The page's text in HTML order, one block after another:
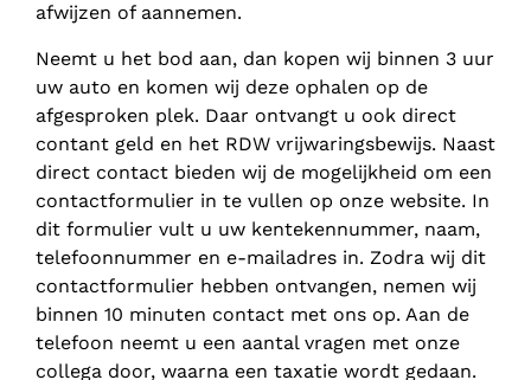
afwijzen of aannemen.
Neemt u het bod aan, dan kopen wij binnen 3 uur
uw auto en komen wij deze ophalen op de
afgesproken plek. Daar ontvangt u ook direct
contant geld en het RDW vrijwaringsbewijs. Naast
direct contact bieden wij de mogelijkheid om een
contactformulier in te vullen op onze website. In
dit formulier vult u uw kentekennummer, naam,
telefoonnummer en e-mailadres in. Zodra wij dit
contactformulier hebben ontvangen, nemen wij
binnen 10 minuten contact met ons op. Aan de
telefoon neemt u een aantal vragen met onze
collega door, waarna een taxatie wordt gedaan.